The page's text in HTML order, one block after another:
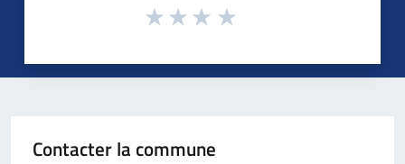
Contacter la commune